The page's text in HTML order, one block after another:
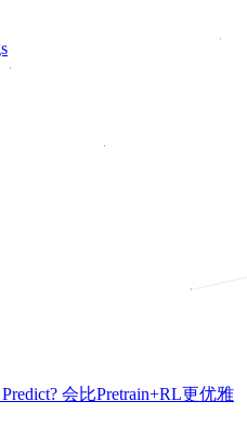
Predict? 会比Pretrain+RL更优雅